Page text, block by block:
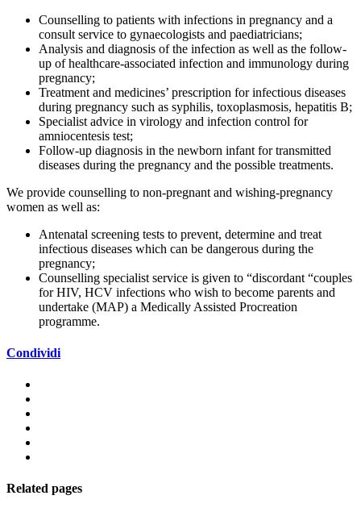
Counselling to patients with infections in pregnancy and a
consult service to gynaecologists and paediatricians;
Analysis and diagnosis of the infection as well as the follow-
up of healthcare-associated infection and immunology during
pregnancy;
Treatment and medicines’ prescription for infectious diseases
during pregnancy such as syphilis, toxoplasmosis, hepatitis B;
Specialist advice in virology and infection control for
amniocentesis test;
Follow-up diagnosis in the newborn infant for transmitted
diseases during the pregnancy and the possible treatments.
We provide counselling to non-pregnant and wishing-pregnancy
women as well as:
Antenatal screening tests to prevent, determine and treat
infectious diseases which can be dangerous during the
pregnancy;
Counselling specialist service is given to “discordant “couples
for HIV, HCV infections who wish to become parents and
undertake (MAP) a Medically Assisted Procreation
programme.
Condividi
Related pages